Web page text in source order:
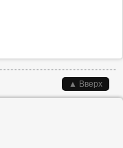
▲ Вверх